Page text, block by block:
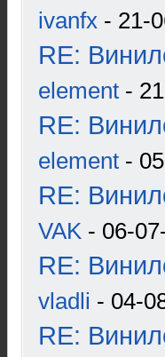
ivanfx - 21-
RE:
element -
RE:
element -
RE:
VAK - 06-
RE:
vladli - 04-
RE: